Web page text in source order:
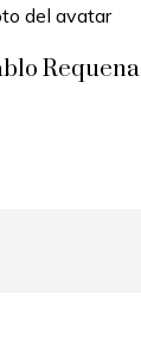
Requena